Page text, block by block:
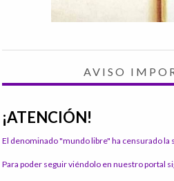
AVISO
¡ATENCIÓN!
El denominado "mundo libre" ha censurado la
Para poder seguir viéndolo en nuestro portal